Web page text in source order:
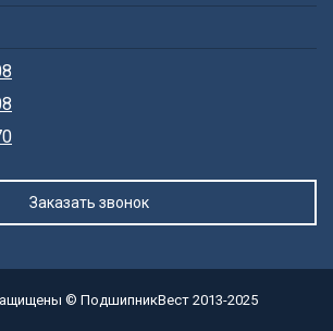
Заказать звонок
© ПодшипникВест 2013-2025